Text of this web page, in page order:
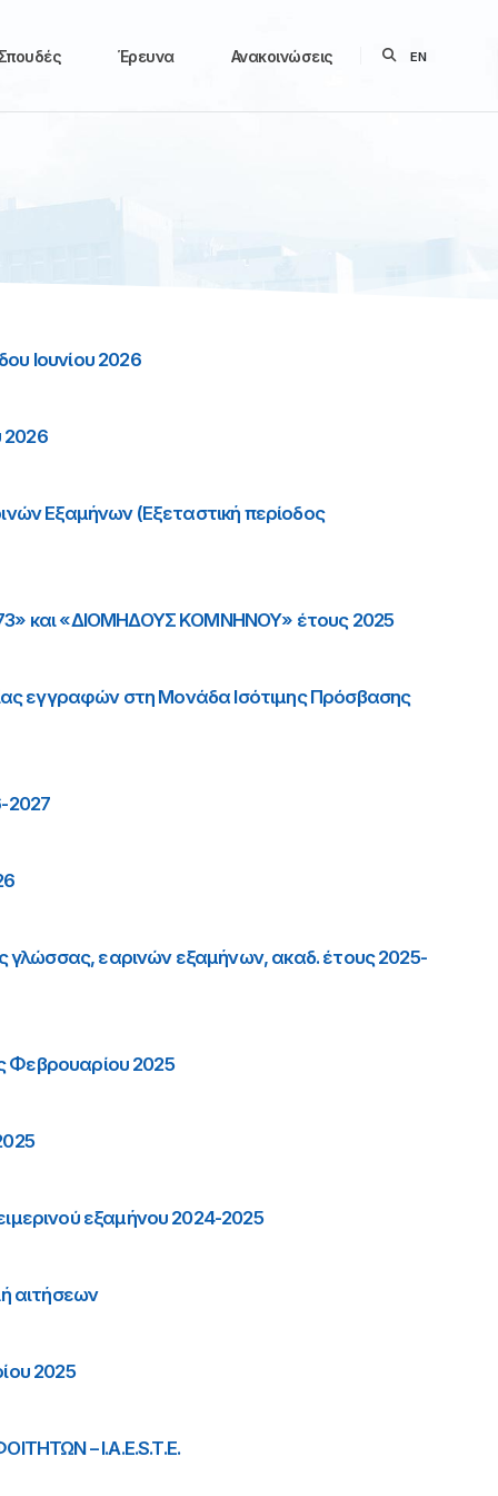
Έρευνα Ανακοινώσεις EN
Ιουνίου 2026
2026
Εξαμήνων (Εξεταστική περίοδος
και «ΔΙΟΜΗΔΟΥΣ ΚΟΜΝΗΝΟΥ» έτους 2025
εγγραφών στη Μονάδα Ισότιμης Πρόσβασης
2027
γλώσσας, εαρινών εξαμήνων, ακαδ. έτους 2025-
Φεβρουαρίου 2025
εξαμήνου 2024-2025
αιτήσεων
2025
– I.A.E.S.T.E.